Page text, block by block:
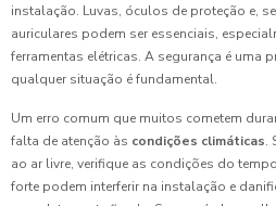
instalação. Luvas, óculos de proteção e,
auriculares podem ser essenciais,
ferramentas elétricas. A segurança é uma
qualquer situação é fundamental.
Um erro comum que muitos cometem
falta de atenção às condições climáticas.
ao ar livre, verifique as condições do
forte podem interferir na instalação e